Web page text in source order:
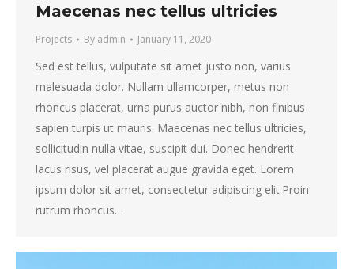
Maecenas nec tellus ultricies
Projects By admin January 11, 2020
Sed est tellus, vulputate sit amet justo non, varius
malesuada dolor. Nullam ullamcorper, metus non
rhoncus placerat, urna purus auctor nibh, non finibus
sapien turpis ut mauris. Maecenas nec tellus ultricies,
sollicitudin nulla vitae, suscipit dui. Donec hendrerit
lacus risus, vel placerat augue gravida eget. Lorem
ipsum dolor sit amet, consectetur adipiscing elit.Proin
rutrum rhoncus…